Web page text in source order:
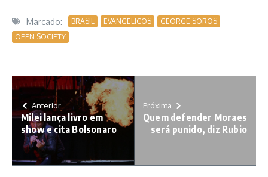
Marcado: BRASIL EVANGELICOS
GEORGE SOROS
OPEN SOCIETY
Anterior
Milei lança livro em
show e cita Bolsonaro
Próxima
Quem defender Moraes
será punido, diz Rubio